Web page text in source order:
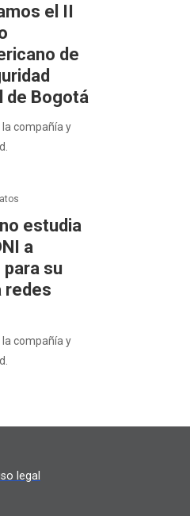
el II
de
de Bogotá
la compañía y
estudia
a
su
redes
la compañía y
legal